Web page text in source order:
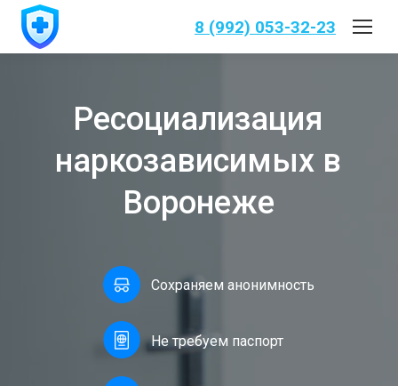
8 (992) 053-32-23
Ресоциализация
наркозависимых в
Воронеже
Сохраняем анонимность
Не требуем паспорт